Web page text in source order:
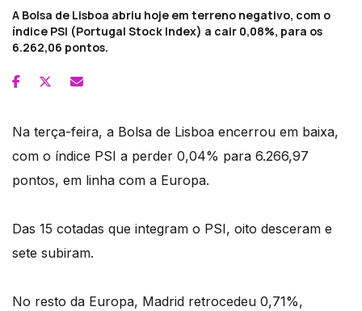
A Bolsa de Lisboa abriu hoje em terreno negativo, com o
índice PSI (Portugal Stock Index) a cair 0,08%, para os
6.262,06 pontos.
Na terça-feira, a Bolsa de Lisboa encerrou em baixa,
com o índice PSI a perder 0,04% para 6.266,97
pontos, em linha com a Europa.
Das 15 cotadas que integram o PSI, oito desceram e
sete subiram.
No resto da Europa, Madrid retrocedeu 0,71%,